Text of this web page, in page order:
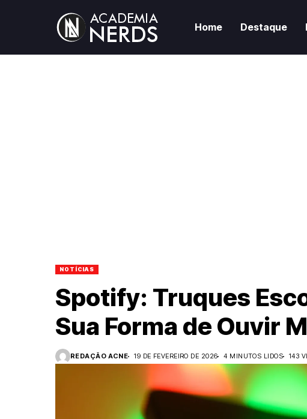
Home Destaque
NOTÍCIAS
Spotify: Truques
Sua Forma de Ouvir
REDAÇÃO ACNE 19 DE FEVEREIRO DE 2026 4 MINUTOS LIDOS 143